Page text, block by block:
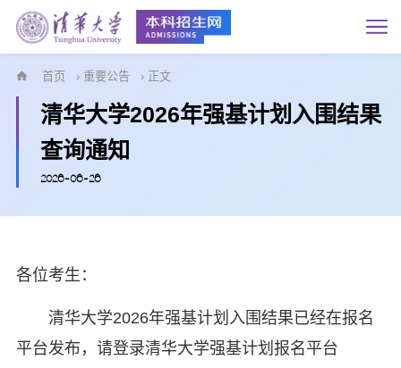
首页 › 重要公告 › 正文
清华大学2026年强基计划入围结果
查询通知
2026-06-26
各位考生：
清华大学2026年强基计划入围结果已经在报名
平台发布，请登录清华大学强基计划报名平台